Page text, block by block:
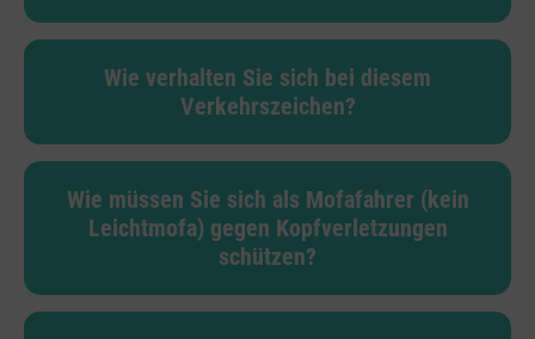
Wie verhalten Sie sich bei diesem
Verkehrszeichen?
Wie müssen Sie sich als Mofafahrer (kein
Leichtmofa) gegen Kopfverletzungen
schützen?